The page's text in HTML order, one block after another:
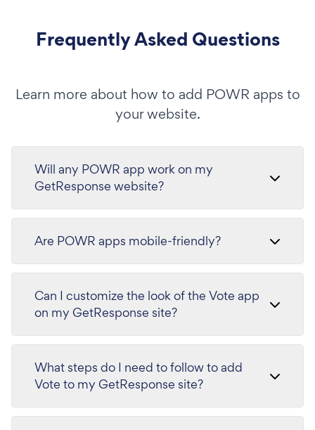
Frequently Asked Questions
Learn more about how to add POWR apps to
your website.
Will any POWR app work on my
GetResponse website?
Are POWR apps mobile-friendly?
Can I customize the look of the Vote app
on my GetResponse site?
What steps do I need to follow to add
Vote to my GetResponse site?